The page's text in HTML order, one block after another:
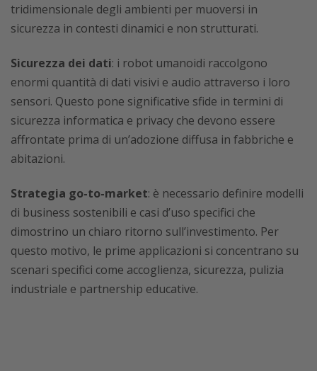
tridimensionale degli ambienti per muoversi in
sicurezza in contesti dinamici e non strutturati.
Sicurezza dei dati: i robot umanoidi raccolgono
enormi quantità di dati visivi e audio attraverso i loro
sensori. Questo pone significative sfide in termini di
sicurezza informatica e privacy che devono essere
affrontate prima di un’adozione diffusa in fabbriche e
abitazioni.
Strategia go-to-market: è necessario definire modelli
di business sostenibili e casi d’uso specifici che
dimostrino un chiaro ritorno sull’investimento. Per
questo motivo, le prime applicazioni si concentrano su
scenari specifici come accoglienza, sicurezza, pulizia
industriale e partnership educative.